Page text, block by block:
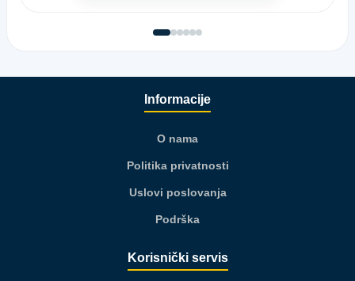
Informacije
O nama
Politika privatnosti
Uslovi poslovanja
Podrška
Korisnički servis